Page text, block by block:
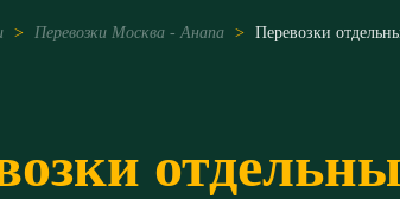
> Перевозки Москва - Анапа > Перевозки